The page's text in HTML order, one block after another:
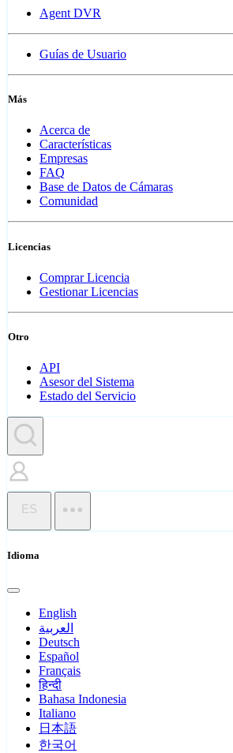
Agent DVR
Guías de Usuario
Más
Acerca de
Características
Empresas
FAQ
Base de Datos de Cámaras
Comunidad
Licencias
Comprar Licencia
Gestionar Licencias
Otro
API
Asesor del Sistema
Estado del Servicio
ES
Idioma
English
العربية
Deutsch
Español
Français
हिन्दी
Bahasa Indonesia
Italiano
日本語
한국어